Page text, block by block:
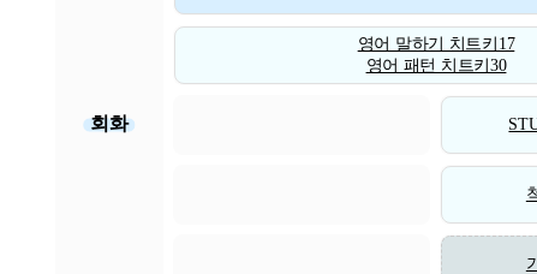
회화
영어 말하기 치트키17
영어 패턴 치트키30